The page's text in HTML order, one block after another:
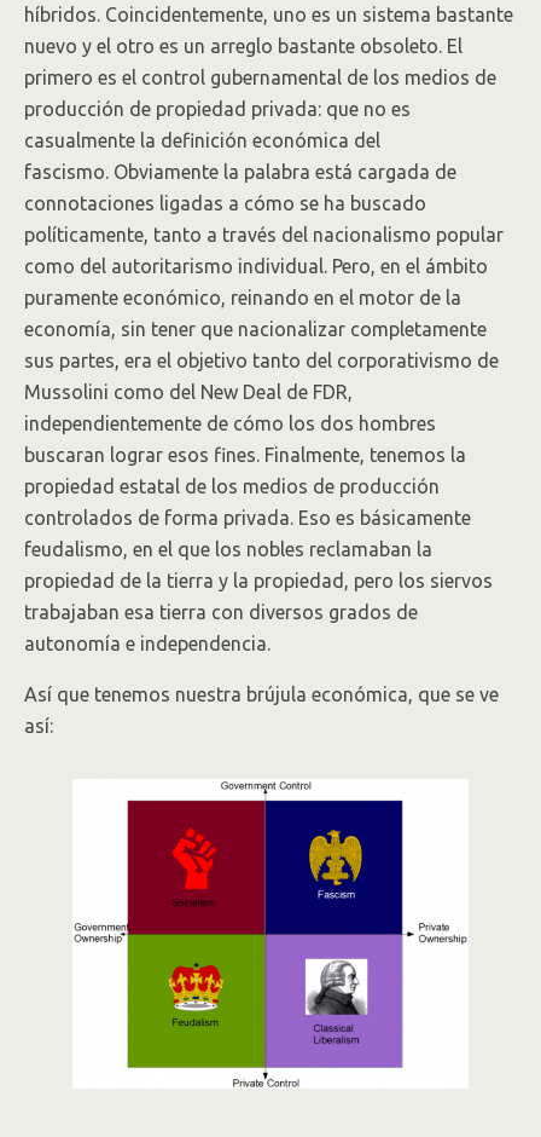
híbridos. Coincidentemente, uno es un sistema bastante
nuevo y el otro es un arreglo bastante obsoleto. El
primero es el control gubernamental de los medios de
producción de propiedad privada: que no es
casualmente la definición económica del
fascismo. Obviamente la palabra está cargada de
connotaciones ligadas a cómo se ha buscado
políticamente, tanto a través del nacionalismo popular
como del autoritarismo individual. Pero, en el ámbito
puramente económico, reinando en el motor de la
economía, sin tener que nacionalizar completamente
sus partes, era el objetivo tanto del corporativismo de
Mussolini como del New Deal de FDR,
independientemente de cómo los dos hombres
buscaran lograr esos fines. Finalmente, tenemos la
propiedad estatal de los medios de producción
controlados de forma privada. Eso es básicamente
feudalismo, en el que los nobles reclamaban la
propiedad de la tierra y la propiedad, pero los siervos
trabajaban esa tierra con diversos grados de
autonomía e independencia.
Así que tenemos nuestra brújula económica, que se ve
así: